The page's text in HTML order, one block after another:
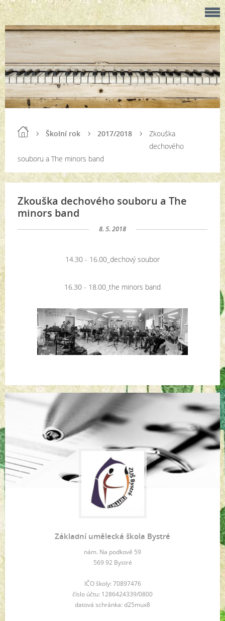
Školní rok 2017/2018
Zkouška
dechového
souboru a The minors band
Zkouška dechového souboru a The
minors band
8. 5. 2018
14.30 - 16.00_dechový soubor
16.30 - 18.00_the minors band
Základní umělecká škola Bystré
nám. Na podkově 59
569 92 Bystré
IČO školy: 70897476
číslo účtu: 1286424339/0800
datová schránka: d25mux8